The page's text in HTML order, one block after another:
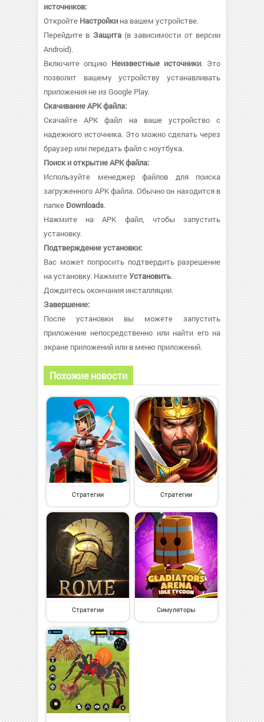
источников:
Откройте Настройки на вашем устройстве.
Перейдите в Защита(в зависимости от версии
Android).
Включите опцию Неизвестные источники. Это
позволит вашему устройству устанавливать
приложения не из Google Play.
Скачивание APK файла:
Скачайте APK файл на ваше устройство с
надежного источника. Это можно сделать через
браузер или передать файл с ноутбука.
Поиск и открытие APK файла:
Используйте менеджер файлов для поиска
загруженного APK файла. Обычно он находится в
папке Downloads.
Нажмите на APK файл, чтобы запустить
установку.
Подтверждение установки:
Вас может попросить подтвердить разрешение
на установку. НажмитеУстановить.
Дождитесь окончания инсталляции.
Завершение:
После установки вы можете запустить
приложение непосредственно или найти его на
экране приложений или в меню приложений.
Похожие новости
Стратегии Стратегии
Стратегии Симуляторы